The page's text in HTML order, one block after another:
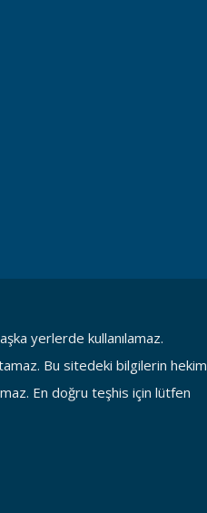
yerlerde kullanılamaz.
Bu sitedeki bilgilerin hekim
En doğru teşhis için lütfen